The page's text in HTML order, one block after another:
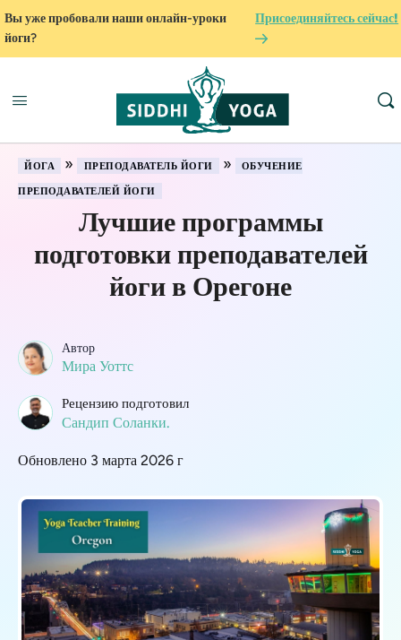
Вы уже пробовали наши онлайн-уроки
йоги?
Присоединяйтесь сейчас!
ЙОГА » ПРЕПОДАВАТЕЛЬ ЙОГИ »
ОБУЧЕНИЕ
ПРЕПОДАВАТЕЛЕЙ ЙОГИ
Лучшие программы
подготовки преподавателей
йоги в Орегоне
Автор
Мира Уоттс
Рецензию подготовил
Сандип Соланки.
Обновлено 3 марта 2026 г